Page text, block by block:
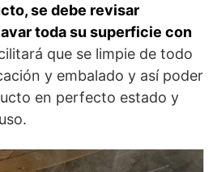
se debe revisar
toda su superficie con
que se limpie de todo
y embalado y así poder
en perfecto estado y